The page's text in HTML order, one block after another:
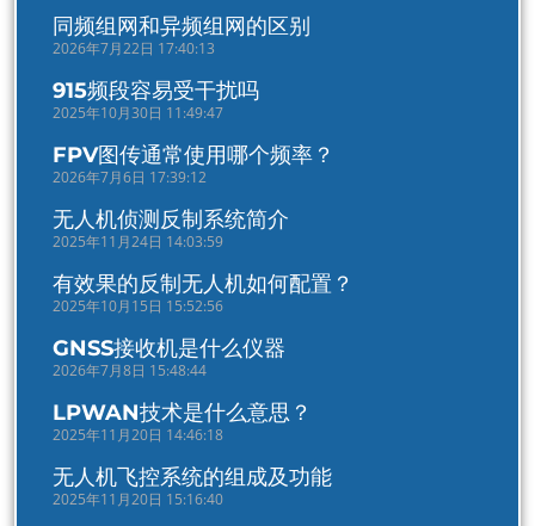
同频组网和异频组网的区别
2026年7月22日 17:40:13
915频段容易受干扰吗
2025年10月30日 11:49:47
FPV图传通常使用哪个频率？
2026年7月6日 17:39:12
无人机侦测反制系统简介
2025年11月24日 14:03:59
有效果的反制无人机如何配置？
2025年10月15日 15:52:56
GNSS接收机是什么仪器
2026年7月8日 15:48:44
LPWAN技术是什么意思？
2025年11月20日 14:46:18
无人机飞控系统的组成及功能
2025年11月20日 15:16:40